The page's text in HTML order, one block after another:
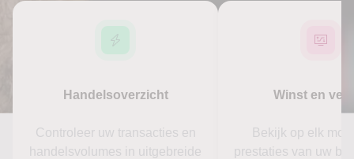
Handelsoverzicht
Controleer uw transacties en
handelsvolumes in uitgebreide
Winst en
Bekijk op elk
prestaties van uw